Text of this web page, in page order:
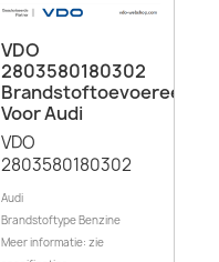
VDO
2803580180302
Brandstoftoevoereenheid
Voor Audi
VDO
2803580180302
Audi
Brandstoftype Benzine
Meer informatie: zie